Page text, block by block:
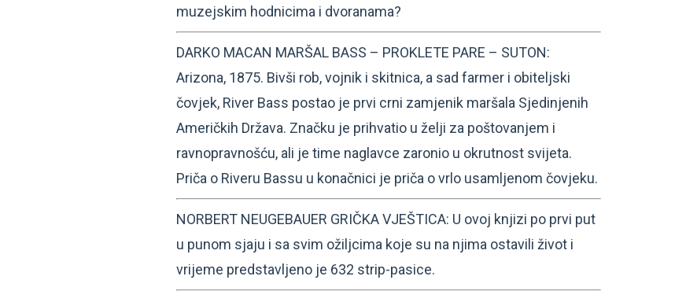
muzejskim hodnicima i dvoranama?
DARKO MACAN MARŠAL BASS – PROKLETE PARE – SUTON:
Arizona, 1875. Bivši rob, vojnik i skitnica, a sad farmer i obiteljski
čovjek, River Bass postao je prvi crni zamjenik maršala Sjedinjenih
Američkih Država. Značku je prihvatio u želji za poštovanjem i
ravnopravnošću, ali je time naglavce zaronio u okrutnost svijeta.
Priča o Riveru Bassu u konačnici je priča o vrlo usamljenom čovjeku.
NORBERT NEUGEBAUER GRIČKA VJEŠTICA: U ovoj knjizi po prvi put
u punom sjaju i sa svim ožiljcima koje su na njima ostavili život i
vrijeme predstavljeno je 632 strip-pasice.